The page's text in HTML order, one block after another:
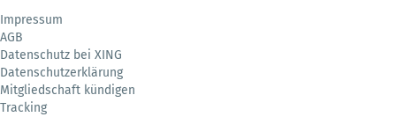
Impressum
AGB
Datenschutz bei XING
Datenschutzerklärung
Mitgliedschaft kündigen
Tracking